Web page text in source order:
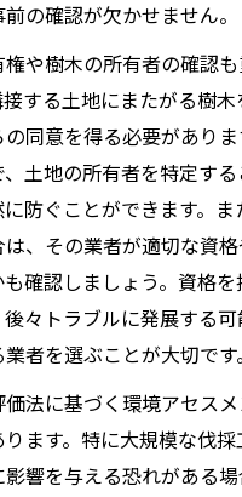
の確認が欠かせません。
や樹木の所有者の確認
する土地にまたがる樹
同意を得る必要があり
土地の所有者を特定す
防ぐことができます。
、その業者が適切な資
確認しましょう。資格
々トラブルに発展する
者を選ぶことが大切です。
法に基づく環境アセス
ます。特に大規模な伐
響を与える恐れがある